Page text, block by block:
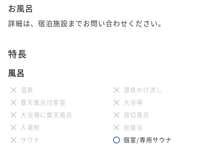
お風呂
詳細は、宿泊施設までお問い合わせください。
特長
風呂
温泉
源泉かけ流し
露天風呂付客室
大浴場
大浴場に露天風呂
貸切風呂
入湯税
岩盤浴
サウナ
個室/専用サウナ